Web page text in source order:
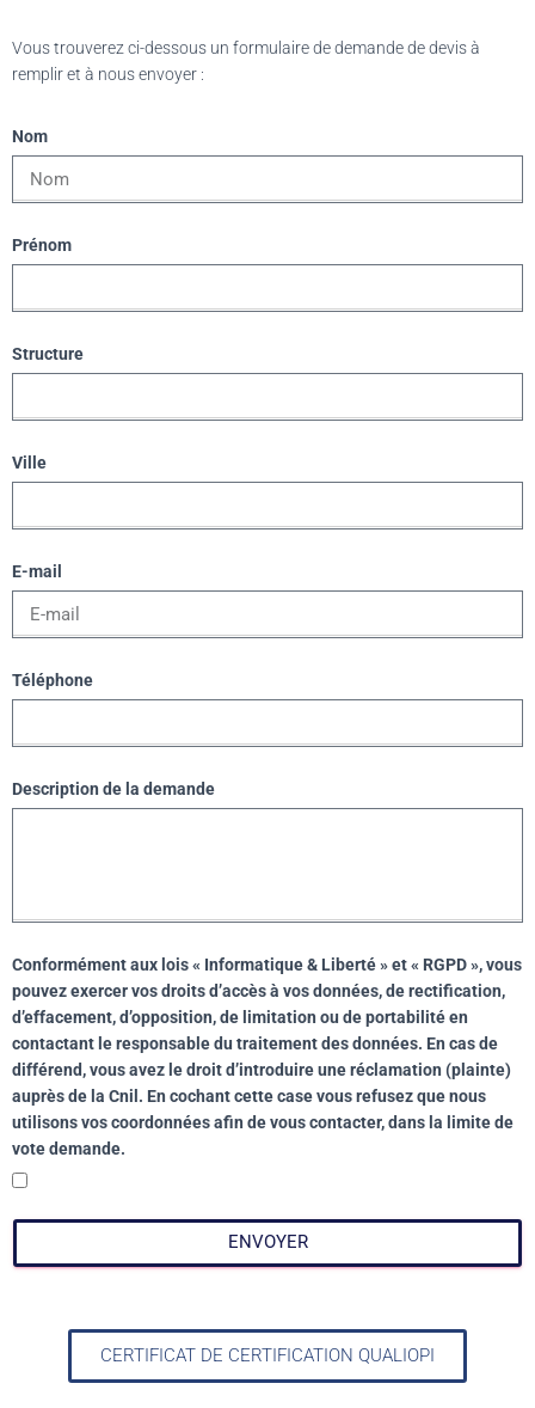
Vous trouverez ci-dessous un formulaire de demande de devis à
remplir et à nous envoyer :
Nom
Prénom
Structure
Ville
E-mail
Téléphone
Description de la demande
Conformément aux lois « Informatique & Liberté » et « RGPD », vous
pouvez exercer vos droits d’accès à vos données, de rectification,
d’effacement, d’opposition, de limitation ou de portabilité en
contactant le responsable du traitement des données. En cas de
différend, vous avez le droit d’introduire une réclamation (plainte)
auprès de la Cnil. En cochant cette case vous refusez que nous
utilisons vos coordonnées afin de vous contacter, dans la limite de
vote demande.
ENVOYER
CERTIFICAT DE CERTIFICATION QUALIOPI